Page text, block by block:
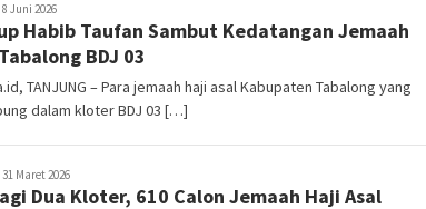
sekata.id
8 Juni 2026
Habib Taufan Sambut Kedatangan Jemaah
BDJ 03
TANJUNG – Para jemaah haji asal Kabupaten Tabalong yang
dalam kloter BDJ 03 […]
sekata.id
31 Maret 2026
Dua Kloter, 610 Calon Jemaah Haji Asal